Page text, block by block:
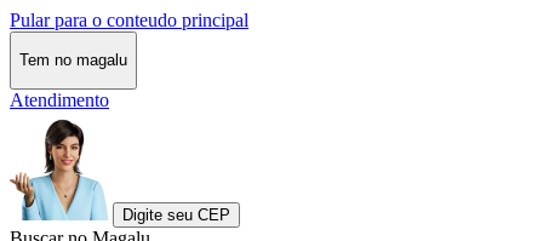
Pular para o conteudo principal
Tem no magalu
Atendimento
Digite seu CEP